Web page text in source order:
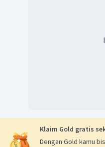
Klaim Gold gratis
Dengan Gold kamu